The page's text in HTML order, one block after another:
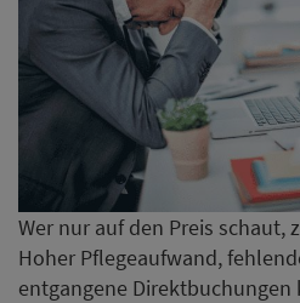
Wer nur auf den Preis
Hoher Pflegeaufwand,
entgangene Direktbuchungen